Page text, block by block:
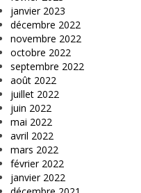
janvier 2023
décembre 2022
novembre 2022
octobre 2022
septembre 2022
août 2022
juillet 2022
juin 2022
mai 2022
avril 2022
mars 2022
février 2022
janvier 2022